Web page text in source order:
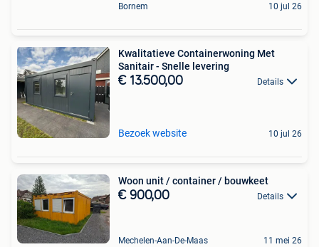
Bornem 10 jul 26
Kwalitatieve Containerwoning Met
Sanitair - Snelle levering
€ 13.500,00 Details
Bezoek website 10 jul 26
Woon unit / container / bouwkeet
€ 900,00 Details
Mechelen-Aan-De-Maas 11 mei 26